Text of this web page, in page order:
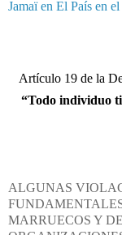
Jamaï en El País en
Artículo 19 de la
“Todo individuo
ALGUNAS
MARRUECOS Y